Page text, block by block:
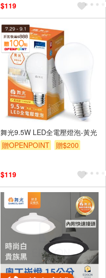
$119
舞光9.5W LED全電壓燈泡-黃光
贈OPENPOINT
贈$200
$119